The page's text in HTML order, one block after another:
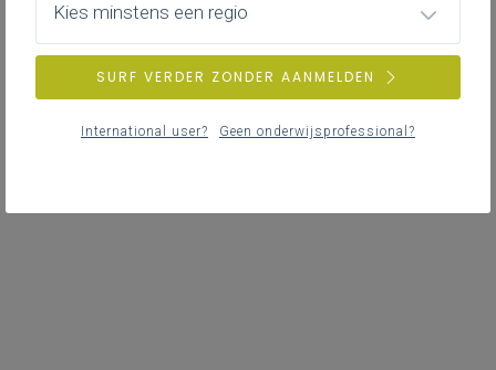
Kies minstens een regio
SURF VERDER ZONDER AANMELDEN
International user? Geen onderwijsprofessional?